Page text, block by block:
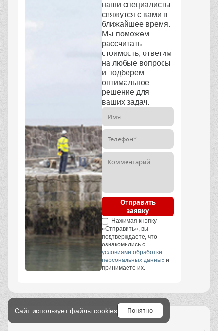
наши специалисты
свяжутся с вами в
ближайшее время.
Мы поможем
рассчитать
стоимость, ответим
на любые вопросы
и подберем
оптимальное
решение для
ваших задач.
Отправить
заявку
Нажимая кнопку
«Отправить», вы
подтверждаете, что
ознакомились с
условиями обработки
персональных данных и
принимаете их.
Сайт использует файлы cookies Понятно